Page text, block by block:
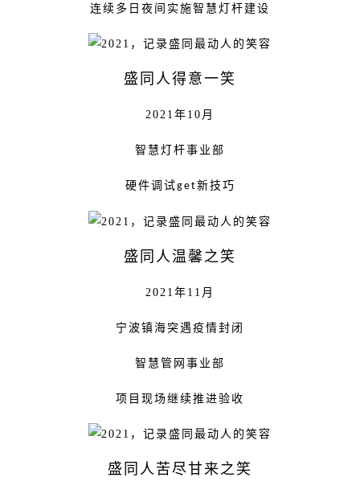
连续多日夜间实施智慧灯杆建设
盛同人得意一笑
2021年10月
智慧灯杆事业部
硬件调试get新技巧
盛同人温馨之笑
2021年11月
宁波镇海突遇疫情封闭
智慧管网事业部
项目现场继续推进验收
盛同人苦尽甘来之笑